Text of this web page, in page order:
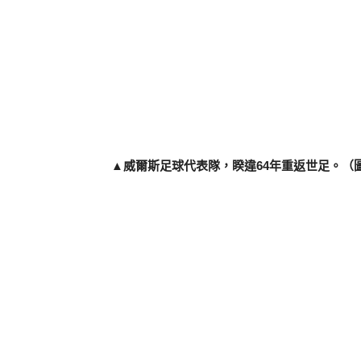
▲威爾斯足球代表隊，睽違64年重返世足。（